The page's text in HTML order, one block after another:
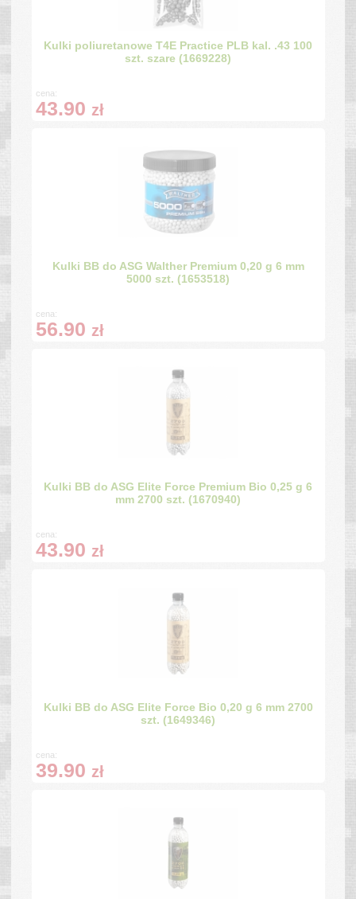
Kulki poliuretanowe T4E Practice PLB kal. .43 100
szt. szare (1669228)
cena:
43.90 zł
Kulki BB do ASG Walther Premium 0,20 g 6 mm
5000 szt. (1653518)
cena:
56.90 zł
Kulki BB do ASG Elite Force Premium Bio 0,25 g 6
mm 2700 szt. (1670940)
cena:
43.90 zł
Kulki BB do ASG Elite Force Bio 0,20 g 6 mm 2700
szt. (1649346)
cena:
39.90 zł